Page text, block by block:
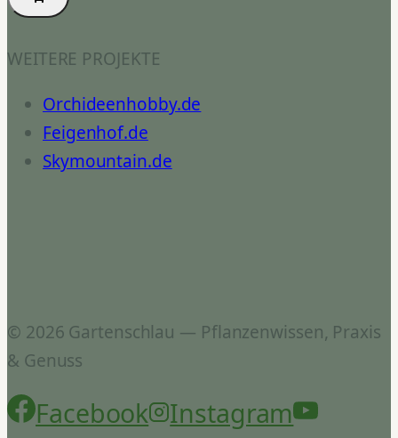
WEITERE PROJEKTE
Orchideenhobby.de
Feigenhof.de
Skymountain.de
© 2026 Gartenschlau — Pflanzenwissen, Praxis
& Genuss
Facebook
Instagram